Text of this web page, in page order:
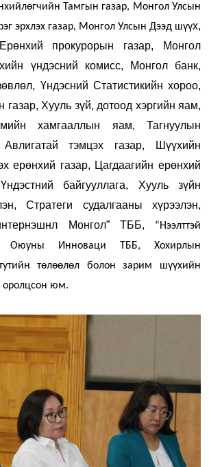
Тамгын газар, Монгол Улсын
эрхлэх газар, Монгол Улсын Дээд шүүх,
прокурорын газар, Монгол
үндэсний комисс, Монгол банк,
Үндэсний Статистикийн хороо,
газар, Хууль зүй, дотоод хэргийн яам,
хамгааллын яам, Тагнуулын
тэмцэх газар, Шүүхийн
ерөнхий газар, Цагдаагийн ерөнхий
байгууллага, Хууль зүйн
Стратеги судалгааны хүрээлэн,
Монгол” ТББ,
“Нээлттэй
Оюуны Инноваци ТББ, Хохирлын
төлөөлөл болон зарим шүүхийн
оролцсон юм.